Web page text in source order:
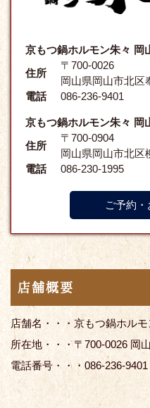
京もつ鍋ホルモン朱々 岡
住所
〒700-0026
岡山県岡山市北区
電話
086-236-9401
京もつ鍋ホルモン朱々 岡
住所
〒700-0904
岡山県岡山市北区
電話
086-230-1995
ご予約
店舗概要
店舗名・・・京もつ鍋ホル
所在地・・・〒700-0026 岡
電話番号・・・086-236-9401